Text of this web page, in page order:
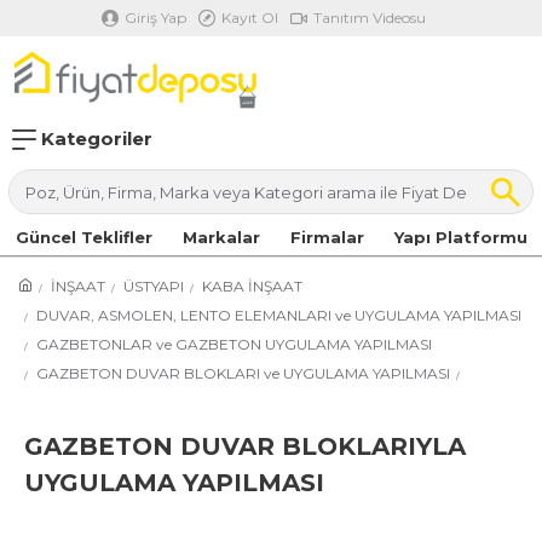
Giriş Yap Kayıt Ol Tanıtım Videosu
Kategoriler
Güncel Teklifler Markalar Firmalar Yapı Platformu
İNŞAAT ÜSTYAPI
KABA İNŞAAT
DUVAR, ASMOLEN, LENTO ELEMANLARI ve UYGULAMA YAPILMASI
GAZBETONLAR ve GAZBETON UYGULAMA YAPILMASI
GAZBETON DUVAR BLOKLARI ve UYGULAMA YAPILMASI
GAZBETON DUVAR BLOKLARIYLA
UYGULAMA YAPILMASI